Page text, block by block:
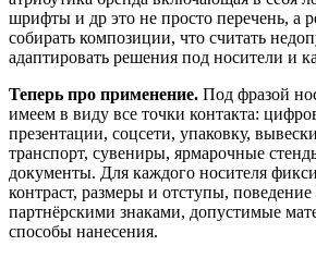
шрифты и др это не просто перечень, а
собирать композиции, что считать
адаптировать решения под носители и
Теперь про применение. Под фразой
имеем в виду все точки контакта:
презентации, соцсети, упаковку,
транспорт, сувениры, ярмарочные
документы. Для каждого носителя
контраст, размеры и отступы,
партнёрскими знаками, допустимые
способы нанесения.